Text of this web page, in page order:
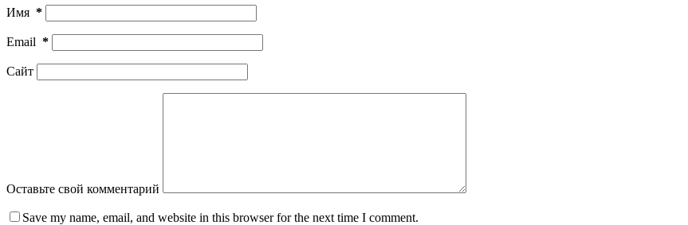
Имя *
Email *
Сайт
Оставьте свой комментарий
Save my name, email, and website in this browser for the next time I comment.